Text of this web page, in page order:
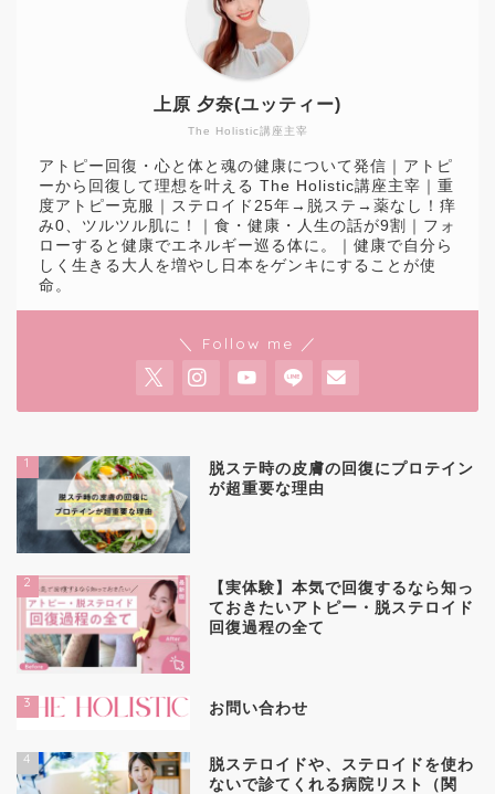
The Holistic講座主宰
上原 夕奈(ユッティー)
アトピー回復・心と体と魂の健康について発信｜アトピ
ーから回復して理想を叶える The Holistic講座主宰｜重
度アトピー克服｜ステロイド25年→脱ステ→薬なし！痒
み0、ツルツル肌に！｜食・健康・人生の話が9割｜フォ
ローすると健康でエネルギー巡る体に。｜健康で自分ら
しく生きる大人を増やし日本をゲンキにすることが使
命。
＼ Follow me ／
1
脱ステ時の皮膚の回復にプロテイン
が超重要な理由
2
【実体験】本気で回復するなら知っ
ておきたいアトピー・脱ステロイド
回復過程の全て
3 お問い合わせ
4
脱ステロイドや、ステロイドを使わ
ないで診てくれる病院リスト（関